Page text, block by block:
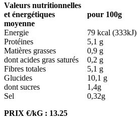
Valeurs nutritionnelles
et énergétiques
moyenne
pour 100g
Energie
79 kcal (333kJ)
Protéines
5,1 g
Matières grasses
0,9 g
dont acides gras saturés
0,2 g
Fibres totales
5,1 g
Glucides
10,1 g
dont sucres
1,4g
Sel
0,32g
PRIX €/kG : 13.25